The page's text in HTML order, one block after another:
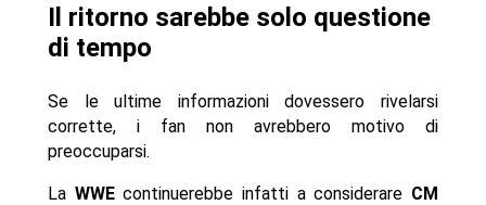
Il ritorno sarebbe solo questione
di tempo
Se le ultime informazioni dovessero rivelarsi
corrette, i fan non avrebbero motivo di
preoccuparsi.
La WWEcontinuerebbe infatti a considerare CM